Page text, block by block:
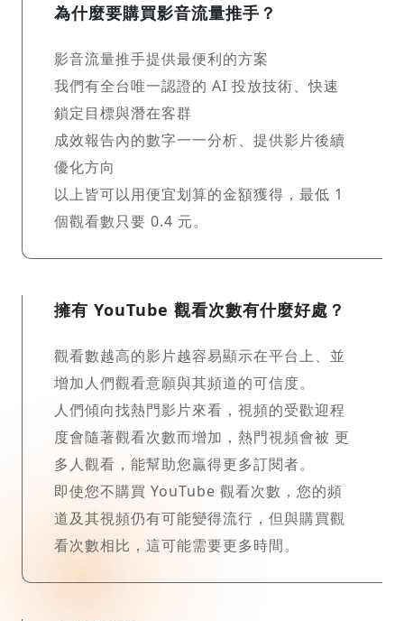
為什麼要購買影音流量推手？
影音流量推手提供最便利的方案
我們有全台唯一認證的 AI 投放技術、快速
鎖定目標與潛在客群
成效報告內的數字一一分析、提供影片後續
優化方向
以上皆可以用便宜划算的金額獲得，最低 1
個觀看數只要 0.4 元。
擁有 YouTube 觀看次數有什麼好處？
觀看數越高的影片越容易顯示在平台上、並
增加人們觀看意願與其頻道的可信度。
人們傾向找熱門影片來看，視頻的受歡迎程
度會隨著觀看次數而增加，熱門視頻會被 更
多人觀看，能幫助您贏得更多訂閱者。
即使您不購買 YouTube 觀看次數，您的頻
道及其視頻仍有可能變得流行，但與購買觀
看次數相比，這可能需要更多時間。